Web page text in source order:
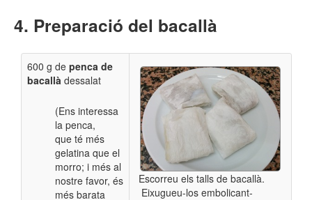
Preparació del bacallà
600 g de penca de
bacallà dessalat
(Ens interessa
la penca,
que té més
gelatina que el
morro; i més al
nostre favor, és
més barata
Escorreu els talls de bacallà.
Eixugueu-los embolicant-